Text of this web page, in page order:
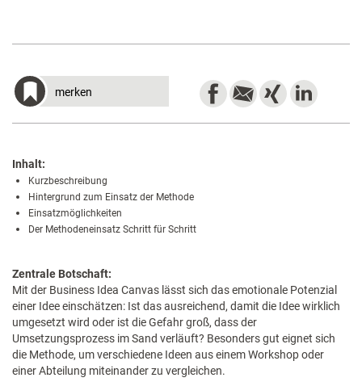
merken
Inhalt:
Kurzbeschreibung
Hintergrund zum Einsatz der Methode
Einsatzmöglichkeiten
Der Methodeneinsatz Schritt für Schritt
Zentrale Botschaft:
Mit der Business Idea Canvas lässt sich das emotionale Potenzial
einer Idee einschätzen: Ist das ausreichend, damit die Idee wirklich
umgesetzt wird oder ist die Gefahr groß, dass der
Umsetzungsprozess im Sand verläuft? Besonders gut eignet sich
die Methode, um verschiedene Ideen aus einem Workshop oder
einer Abteilung miteinander zu vergleichen.